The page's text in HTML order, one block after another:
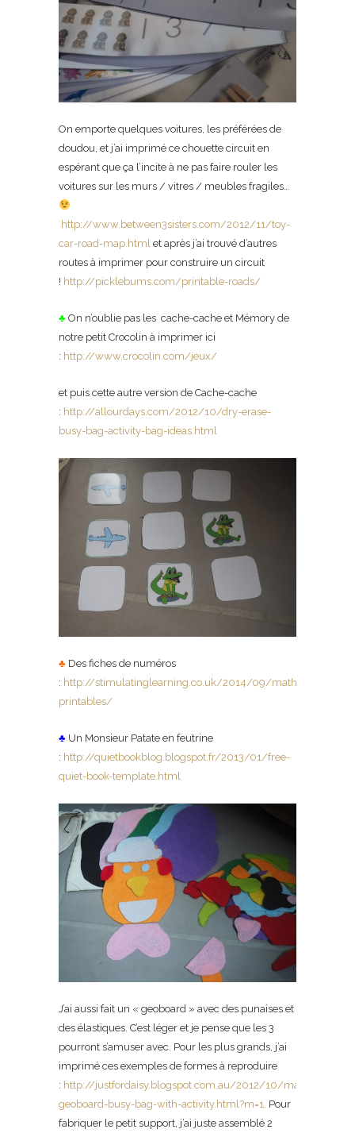
On emporte quelques voitures, les préférées de
doudou, et j’ai imprimé ce chouette circuit en
espérant que ça l’incite à ne pas faire rouler les
voitures sur les murs / vitres / meubles fragiles…
http://www.between3sisters.com/2012/11/toy-
car-road-map.html et après j’ai trouvé d’autres
routes à imprimer pour construire un circuit
! http://picklebums.com/printable-roads/
♣ On n’oublie pas les cache-cache et Mémory de
notre petit Crocolin à imprimer ici
: http://www.crocolin.com/jeux/
et puis cette autre version de Cache-cache
: http://allourdays.com/2012/10/dry-erase-
busy-bag-activity-bag-ideas.html
♣ Des fiches de numéros
: http://stimulatinglearning.co.uk/2014/09/maths-
printables/
♣ Un Monsieur Patate en feutrine
: http://quietbookblog.blogspot.fr/2013/01/free-
quiet-book-template.html
J’ai aussi fait un « geoboard » avec des punaises et
des élastiques. C’est léger et je pense que les 3
pourront s’amuser avec. Pour les plus grands, j’ai
imprimé ces exemples de formes à reproduire
: http://justfordaisy.blogspot.com.au/2012/10/making-
geoboard-busy-bag-with-activity.html?m=1. Pour
fabriquer le petit support, j’ai juste assemblé 2